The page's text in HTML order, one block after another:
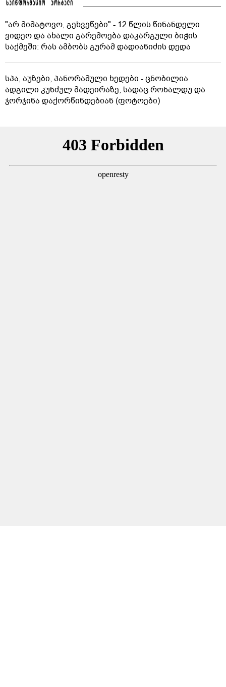
"არ მიმატოვო, გეხვეწები" - 12 წლის წინანდელი
ვიდეო და ახალი გარემოება დაკარგული ბიჭის
საქმეში: რას ამბობს გურამ დადიანიძის დედა
სპა, აუზები, პანორამული ხედები - ცნობილია
ადგილი კუნძულ მადეირაზე, სადაც რონალდუ და
ჯორჯინა დაქორწინდებიან (ფოტოები)